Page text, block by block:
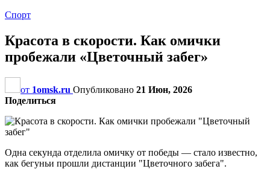
Спорт
Красота в скорости. Как омички
пробежали «Цветочный забег»
от 1omsk.ru Опубликовано 21 Июн, 2026
Поделиться
Одна секунда отделила омичку от победы — стало известно,
как бегуньи прошли дистанции "Цветочного забега".